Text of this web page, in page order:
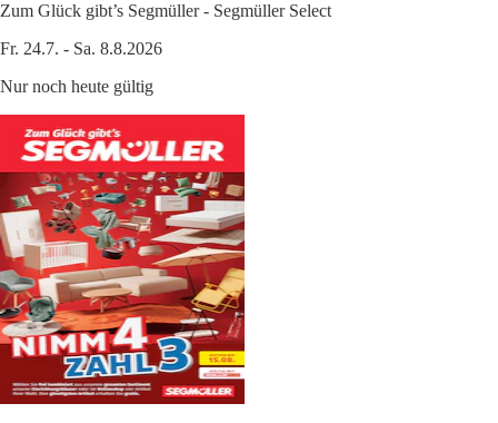
Zum Glück gibt’s Segmüller - Segmüller Select
Fr. 24.7. - Sa. 8.8.2026
Nur noch heute gültig